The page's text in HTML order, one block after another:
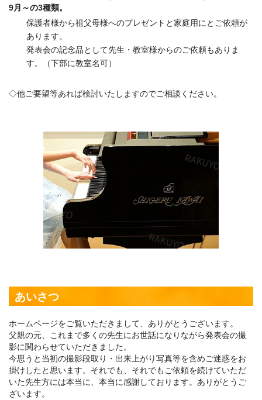
9月～の3種類。
保護者様から祖父母様へのプレゼントと家庭用にとご依頼が
あります。
発表会の記念品として先生・教室様からのご依頼もありま
す。（下部に教室名可）
◇他ご要望等あれば検討いたしますのでご相談ください。
あいさつ
ホームページをご覧いただきまして、ありがとうございます。
父親の元、これまで多くの先生にお世話になりながら発表会の撮
影に関わらせていただきました。
今思うと当初の撮影段取り・出来上がり写真等を含めご迷惑をお
掛けしたと思います。それでも、それでもご依頼を続けていただ
いた先生方には本当に、本当に感謝しております。ありがとうご
ざいます。